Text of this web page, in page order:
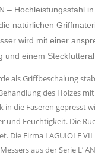
– Hochleistungsstahl
natürlichen
wird mit einer
und einem
als Griffbeschalung
des Holzes
in die Faseren gepresst
und Feuchtigkeit. Die
Die Firma LAGUIOLE
aus der Serie L’